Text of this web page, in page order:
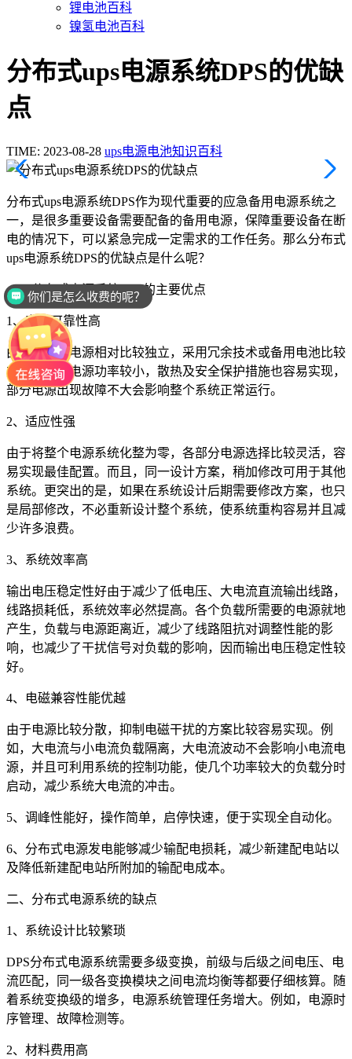
锂电池百科
镍氢电池百科
分布式ups电源系统DPS的优缺
点
TIME: 2023-08-28 ups电源电池知识百科
分布式ups电源系统DPS作为现代重要的应急备用电源系统之
一，是很多重要设备需要配备的备用电源，保障重要设备在断
电的情况下，可以紧急完成一定需求的工作任务。那么分布式
ups电源系统DPS的优缺点是什么呢？
一、分布式电源系统DPS的主要优点
1、安全可靠性高
由于各部分电源相对比较独立，采用冗余技术或备用电池比较
方便，局部电源功率较小，散热及安全保护措施也容易实现，
部分电源出现故障不大会影响整个系统正常运行。
2、适应性强
由于将整个电源系统化整为零，各部分电源选择比较灵活，容
易实现最佳配置。而且，同一设计方案，稍加修改可用于其他
系统。更突出的是，如果在系统设计后期需要修改方案，也只
是局部修改，不必重新设计整个系统，使系统重构容易并且减
少许多浪费。
3、系统效率高
输出电压稳定性好由于减少了低电压、大电流直流输出线路，
线路损耗低，系统效率必然提高。各个负载所需要的电源就地
产生，负载与电源距离近，减少了线路阻抗对调整性能的影
响，也减少了干扰信号对负载的影响，因而输出电压稳定性较
好。
4、电磁兼容性能优越
由于电源比较分散，抑制电磁干扰的方案比较容易实现。例
如，大电流与小电流负载隔离，大电流波动不会影响小电流电
源，并且可利用系统的控制功能，使几个功率较大的负载分时
启动，减少系统大电流的冲击。
5、调峰性能好，操作简单，启停快速，便于实现全自动化。
6、分布式电源发电能够减少输配电损耗，减少新建配电站以
及降低新建配电站所附加的输配电成本。
二、分布式电源系统的缺点
1、系统设计比较繁琐
DPS分布式电源系统需要多级变换，前级与后级之间电压、电
流匹配，同一级各变换模块之间电流均衡等都要仔细核算。随
着系统变换级的增多，电源系统管理任务增大。例如，电源时
序管理、故障检测等。
2、材料费用高
你们是怎么收费的呢？